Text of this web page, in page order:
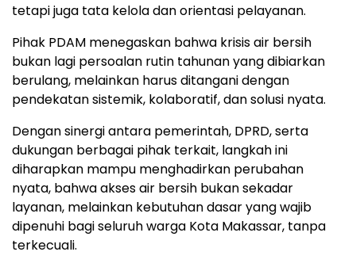
tetapi juga tata kelola dan orientasi pelayanan.
Pihak PDAM menegaskan bahwa krisis air bersih
bukan lagi persoalan rutin tahunan yang dibiarkan
berulang, melainkan harus ditangani dengan
pendekatan sistemik, kolaboratif, dan solusi nyata.
Dengan sinergi antara pemerintah, DPRD, serta
dukungan berbagai pihak terkait, langkah ini
diharapkan mampu menghadirkan perubahan
nyata, bahwa akses air bersih bukan sekadar
layanan, melainkan kebutuhan dasar yang wajib
dipenuhi bagi seluruh warga Kota Makassar, tanpa
terkecuali.